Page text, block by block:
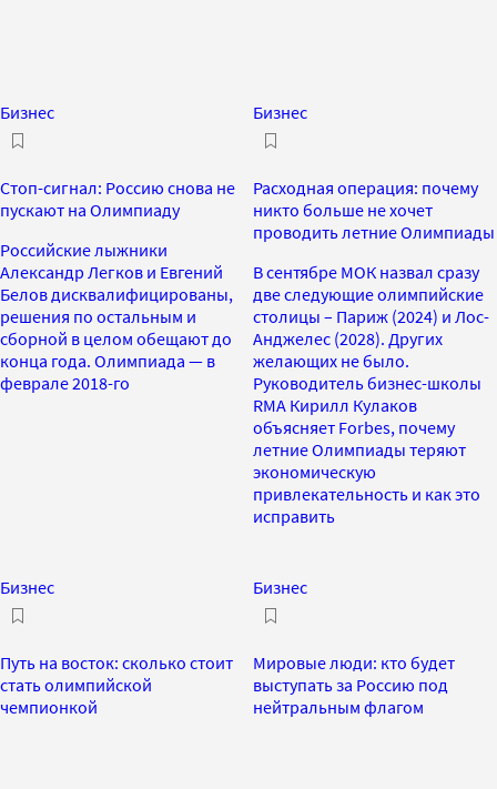
Бизнес
Стоп-сигнал: Россию снова не
пускают на Олимпиаду
Российские лыжники
Александр Легков и Евгений
Белов дисквалифицированы,
решения по остальным и
сборной в целом обещают до
конца года. Олимпиада — в
феврале 2018-го
Бизнес
Расходная операция: почему
никто больше не хочет
проводить летние Олимпиады
В сентябре МОК назвал сразу
две следующие олимпийские
столицы – Париж (2024) и Лос-
Анджелес (2028). Других
желающих не было.
Руководитель бизнес-школы
RMA Кирилл Кулаков
объясняет Forbes, почему
летние Олимпиады теряют
экономическую
привлекательность и как это
исправить
Бизнес
Путь на восток: сколько стоит
стать олимпийской
чемпионкой
Бизнес
Мировые люди: кто будет
выступать за Россию под
нейтральным флагом